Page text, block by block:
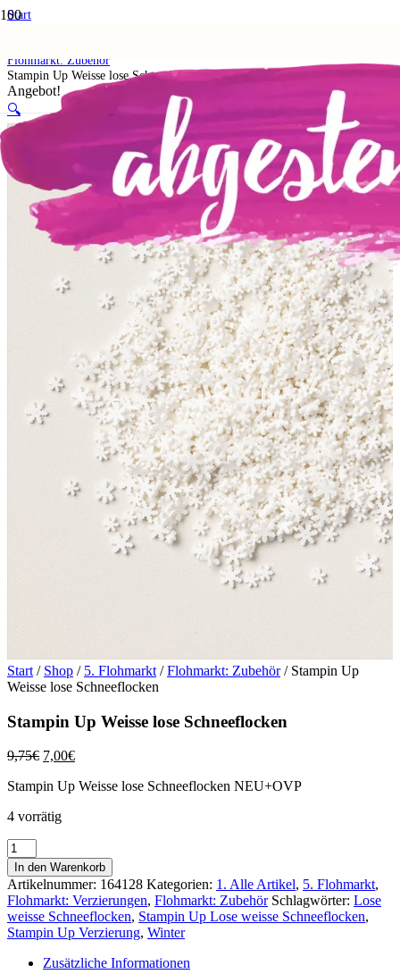
Start
Flohmarkt: Zubehör
Stampin Up Weisse lose Schneeflocken
Angebot!
🔍
Start / Shop / 5. Flohmarkt /Flohmarkt: Zubehör/ Stampin Up
Weisse lose Schneeflocken
Stampin Up Weisse lose Schneeflocken
9,75€ Ursprünglicher
war:
7,00€Aktueller
ist:
Stampin Up Weisse lose Schneeflocken NEU+OVP
4 vorrätig
Stampin
Up
Weisse
lose
Schneeflocken
Menge
In den Warenkorb
Artikelnummer: 164128 Kategorien: 1. Alle Artikel, 5. Flohmarkt,
Flohmarkt: Verzierungen, Flohmarkt: Zubehör Schlagwörter: Lose
weisse Schneeflocken, Stampin Up Lose weisse Schneeflocken,
Stampin Up Verzierung, Winter
Zusätzliche Informationen